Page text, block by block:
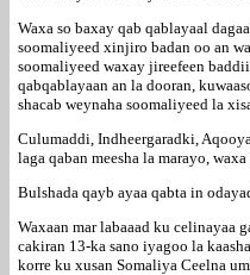
Waxa so baxay qab qablayaal
soomaliyeed xinjiro badan oo an
soomaliyeed waxay jireefeen
qabqablayaan an la dooran,
shacab weynaha soomaliyeed la
Culumaddi, Indheergaradki,
laga qaban meesha la marayo,
Bulshada qayb ayaa qabta in
Waxaan mar labaaad ku celinayaa
cakiran 13-ka sano iyagoo la
korre ku xusan Somaliya Ceelna